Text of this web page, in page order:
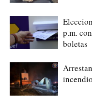
p.m.
boletas